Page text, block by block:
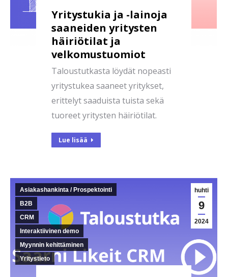
Yritystukia ja -lainoja
saaneiden yritysten
häiriötilat ja
velkomustuomiot
Taloustutkasta löydät nopeasti
yritystukea saaneet yritykset,
erittelyt saaduista tuista sekä
tuoreet yritysten häiriötilat.
Lue lisää
huhti
9
2024
Asiakashankinta / Prospektointi
B2B
CRM
Interaktiivinen demo
Myynnin kehittäminen
Yritystieto